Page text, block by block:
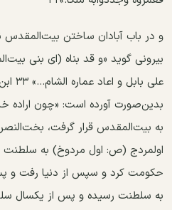
و در باب آبادان ساختن بیت‌المقدس
بیرونی گوید «و قد بناه (ای بنی‌
علی
بدین‌صورت آورده است: «چون اراده
به بیت‌المقدس قرار گرفت،
اولمردج (ص: اول مردوخ) به
حکومت کرد و سپس از دنیا رفت و
به سلطنت رسیده و پس از یکسال